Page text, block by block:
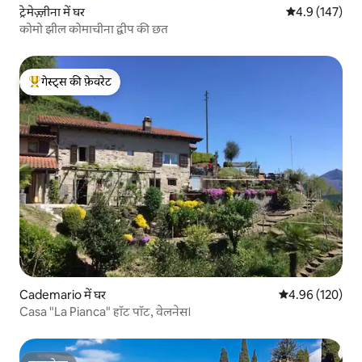
ट्रेमेज़्ज़ीना में घर औसत रेटिंग 5 में
4.9 (147)
कोमो झील कोमाचीना द्वीप की छत
गेस्ट्स का टॉप फ़ेवरेट
गेस्ट्स की फ़ेवरेट
Cademario में घर औसत रेटिंग 5 में से
4.96 (120)
Casa "La Pianca" हॉट पॉट, वेलनेस।